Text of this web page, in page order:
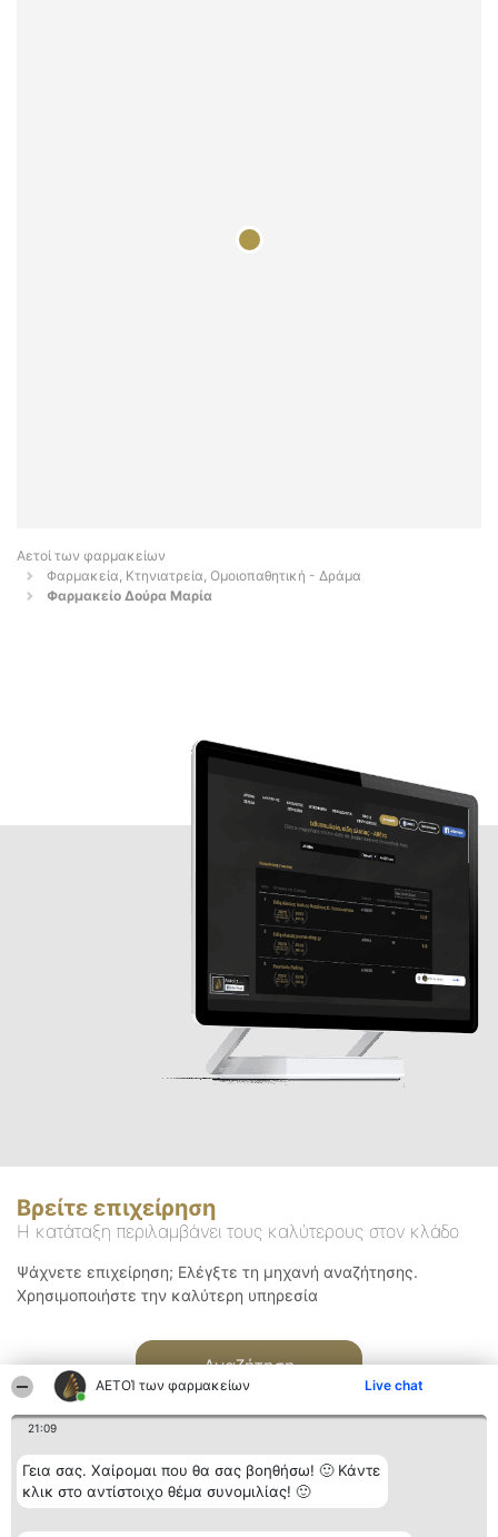
ΑΕΤΟΊ των φαρμακείων Live chat
21:09
Γεια σας. Χαίρομαι που θα σας βοηθήσω! 🙂 Κάντε
κλικ στο αντίστοιχο θέμα συνομιλίας! 🙂
Αετοί των φαρμακείων
Φαρμακεία, Κτηνιατρεία, Ομοιοπαθητική - Δράμα
Φαρμακείο Δούρα Μαρία
Βρείτε επιχείρηση
Η κατάταξη περιλαμβάνει τους καλύτερους στον κλάδο
Ψάχνετε επιχείρηση; Ελέγξτε τη μηχανή αναζήτησης.
Χρησιμοποιήστε την καλύτερη υπηρεσία
Αναζήτηση
Διοργανωτής της
Κατάταξη Επικοινωνία